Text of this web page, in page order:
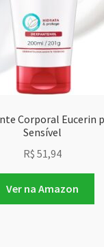
Corporal Eucerin
Sensível
R$ 51,94
Ver na Amazon